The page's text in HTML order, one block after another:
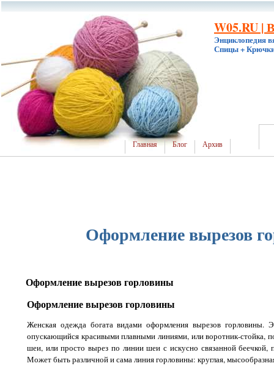
W05.RU |
Энциклопедия
Спицы +
Главная Блог Архив
Оформление вырезов
Оформление вырезов горловины
Оформление вырезов горловины
Женская одежда богата видами оформления вырезов горловины.
опускающийся красивыми плавными линиями, иливоротник-стойка,
шеи, или просто вырез по линии шеис искусно связанной
Может быть различнойи самалиния горловины: круглая,